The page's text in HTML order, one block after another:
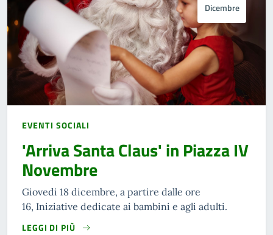
Dicembre
EVENTI SOCIALI
'Arriva Santa Claus' in Piazza IV
Novembre
Giovedi 18 dicembre, a partire dalle ore
16, Iniziative dedicate ai bambini e agli adulti.
LEGGI DI PIÙ